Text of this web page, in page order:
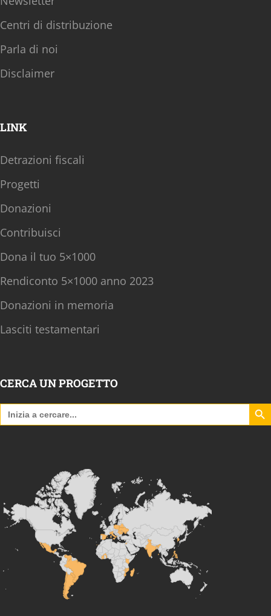
Centri di distribuzione
Parla di noi
Disclaimer
LINK
Detrazioni fiscali
Progetti
Donazioni
Contribuisci
Dona il tuo 5×1000
Rendiconto 5×1000 anno 2023
Donazioni in memoria
Lasciti testamentari
CERCA UN PROGETTO
Search
for:
Search